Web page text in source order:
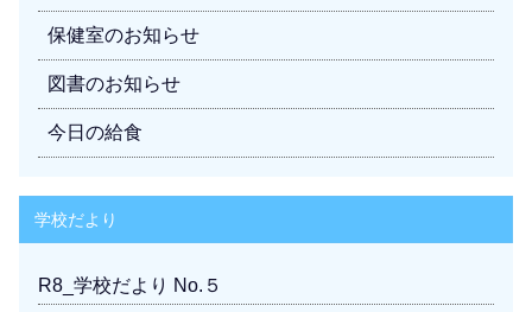
保健室のお知らせ
図書のお知らせ
今日の給食
学校だより
R8_学校だより No.５